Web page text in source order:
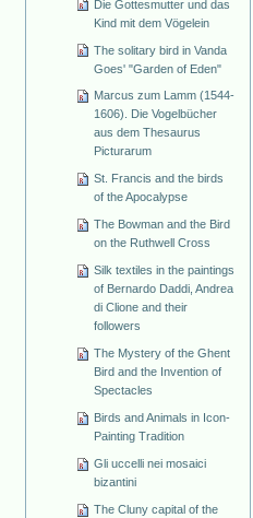
Die Gottesmutter und das
Kind mit dem Vögelein
The solitary bird in Vanda
Goes' "Garden of Eden"
Marcus zum Lamm (1544-
1606). Die Vogelbücher
aus dem Thesaurus
Picturarum
St. Francis and the birds
of the Apocalypse
The Bowman and the Bird
on the Ruthwell Cross
Silk textiles in the paintings
of Bernardo Daddi, Andrea
di Clione and their
followers
The Mystery of the Ghent
Bird and the Invention of
Spectacles
Birds and Animals in Icon-
Painting Tradition
Gli uccelli nei mosaici
bizantini
The Cluny capital of the